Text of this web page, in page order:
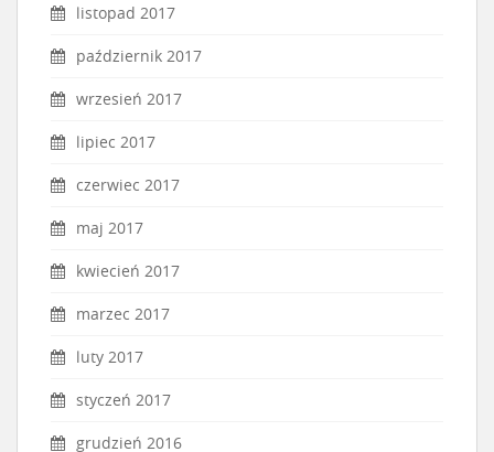
listopad 2017
październik 2017
wrzesień 2017
lipiec 2017
czerwiec 2017
maj 2017
kwiecień 2017
marzec 2017
luty 2017
styczeń 2017
grudzień 2016